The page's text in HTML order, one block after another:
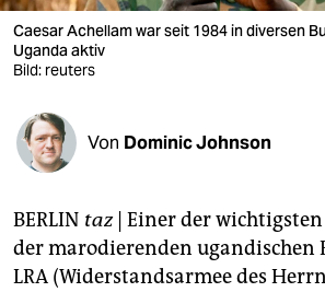
verlag
veranstaltungen
fragen & hilfe
abo
genossenschaft
Caesar Achellam war seit 1984 in diversen
Uganda aktiv
Bild: reuters
Von Dominic Johnson
BERLIN taz Einer der
der marodierenden ugandischen
LRA (Widerstandsarmee des